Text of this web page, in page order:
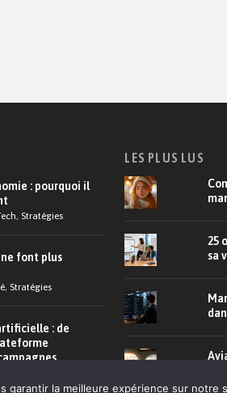
: pourquoi il
, Stratégies
font plus
, Stratégies
: de
LES PLUS LUS
25
sa
garantir la meilleure expérience sur